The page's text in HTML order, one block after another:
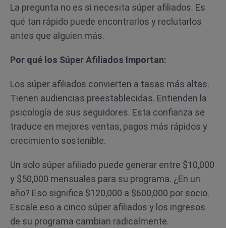
La pregunta no es si necesita súper afiliados. Es
qué tan rápido puede encontrarlos y reclutarlos
antes que alguien más.
Por qué los Súper Afiliados Importan:
Los súper afiliados convierten a tasas más altas.
Tienen audiencias preestablecidas. Entienden la
psicología de sus seguidores. Esta confianza se
traduce en mejores ventas, pagos más rápidos y
crecimiento sostenible.
Un solo súper afiliado puede generar entre $10,000
y $50,000 mensuales para su programa. ¿En un
año? Eso significa $120,000 a $600,000 por socio.
Escale eso a cinco súper afiliados y los ingresos
de su programa cambian radicalmente.